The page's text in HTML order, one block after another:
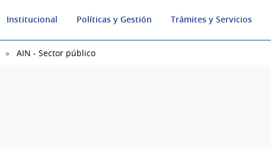
Institucional Políticas y Gestión Trámites y Servicios
AIN - Sector público